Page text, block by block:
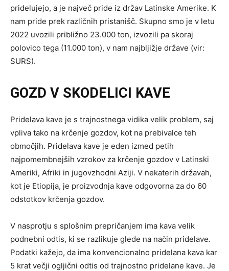
pridelujejo, a je največ pride iz držav Latinske Amerike. K
nam pride prek različnih pristanišč. Skupno smo je v letu
2022 uvozili približno 23.000 ton, izvozili pa skoraj
polovico tega (11.000 ton), v nam najbljižje države (vir:
SURS).
GOZD V SKODELICI KAVE
Pridelava kave je s trajnostnega vidika velik problem, saj
vpliva tako na krčenje gozdov, kot na prebivalce teh
območjih. ​Pridelava kave je eden ​izmed petih
najpomembnejših vzrokov za krčenje gozdov v Latinski
Ameriki, Afriki in jugovzhodni Aziji. V nekaterih državah,
kot je Etiopija, je proizvodnja kave odgovorna za do 60
odstotkov krčenja gozdov.
V nasprotju s splošnim prepričanjem ima kava velik
podnebni odtis, ki se razlikuje glede na način pridelave.
Podatki kažejo, da ima konvencionalno pridelana kava kar
5 krat večji ogljični odtis od trajnostno pridelane kave. Je